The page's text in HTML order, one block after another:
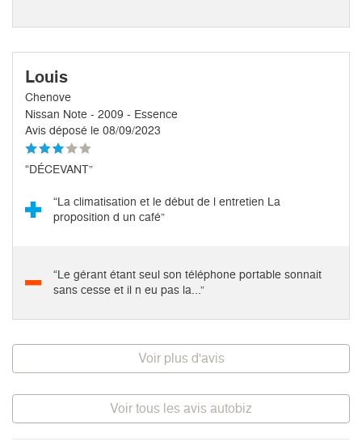
Louis
Chenove
Nissan Note - 2009 - Essence
Avis déposé le 08/09/2023
“DÉCEVANT”
“La climatisation et le début de l entretien La
proposition d un café”
“Le gérant étant seul son téléphone portable sonnait
sans cesse et il n eu pas la...”
Voir plus d'avis
Voir tous les avis autobiz